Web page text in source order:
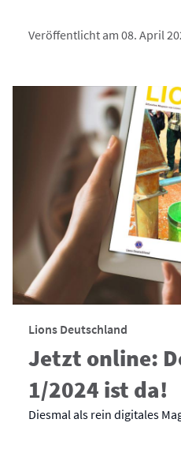
Veröffentlicht am 08. April
Lions Deutschland
Jetzt online:
1/2024 ist da!
Diesmal als rein digitales